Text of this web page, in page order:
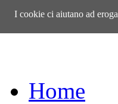
Venerdì,
Home
I cookie ci aiutano ad